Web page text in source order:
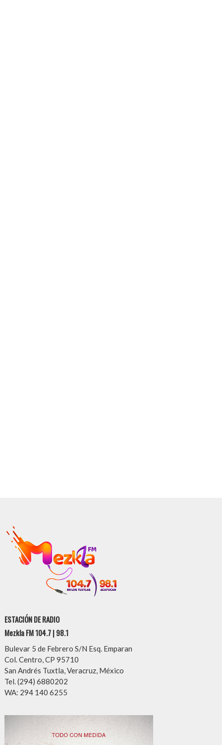
ESTACIÓN DE RADIO
Mezkla FM 104.7 | 98.1
Bulevar 5 de Febrero S/N Esq. Emparan
Col. Centro, CP 95710
San Andrés Tuxtla, Veracruz, México
Tel. (294) 6880202
WA: 294 140 6255